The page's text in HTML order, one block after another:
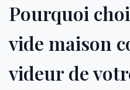
Pourquoi
vide maison
videur de